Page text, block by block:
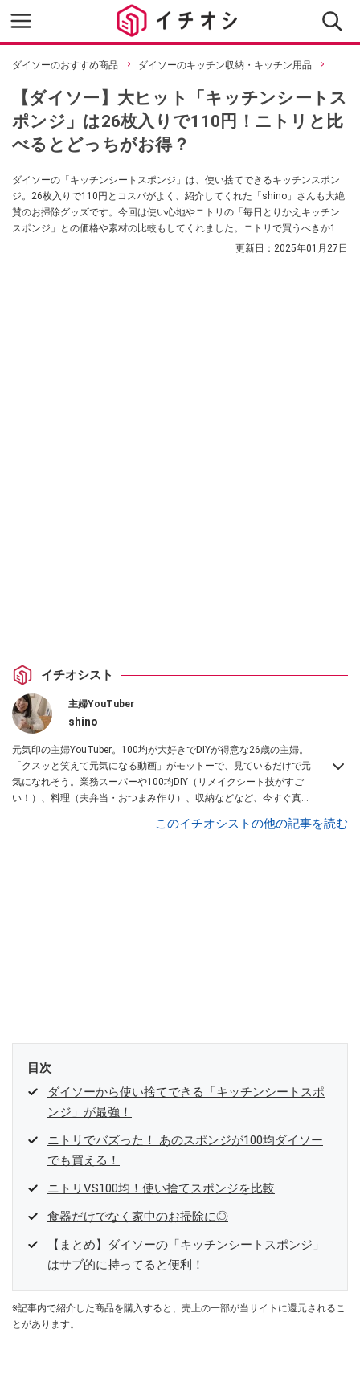
ダイソーのおすすめ商品 ダイソーのキッチン収納・キッチン用品
【ダイソー】大ヒット「キッチンシートス
ポンジ」は26枚入りで110円！ニトリと比
べるとどっちがお得？
ダイソーの「キッチンシートスポンジ」は、使い捨てできるキッチンスポン
ジ。26枚入りで110円とコスパがよく、紹介してくれた「shino」さんも大絶
賛のお掃除グッズです。今回は使い心地やニトリの「毎日とりかえキッチン
スポンジ」との価格や素材の比較もしてくれました。ニトリで買うべきか100
均で買うべきかお悩みの方はぜひお買い物の参考にしてみてくださいね。
更新日： 2025年01月27日
イチオシスト
主婦YouTuber
shino
元気印の主婦YouTuber。100均が大好きでDIYが得意な26歳の主婦。
「クスッと笑えて元気になる動画」がモットーで、見ているだけで元
気になれそう。業務スーパーや100均DIY（リメイクシート技がすご
い！）、料理（夫弁当・おつまみ作り）、収納などなど、今すぐ真似
このイチオシストの他の記事を読む
目次
ダイソーから使い捨てできる「キッチンシートスポ
ンジ」が最強！
ニトリでバズった！ あのスポンジが100均ダイソー
でも買える！
ニトリVS100均！使い捨てスポンジを比較
食器だけでなく家中のお掃除に◎
【まとめ】ダイソーの「キッチンシートスポンジ」
はサブ的に持ってると便利！
※記事内で紹介した商品を購入すると、売上の一部が当サイトに還元されるこ
とがあります。